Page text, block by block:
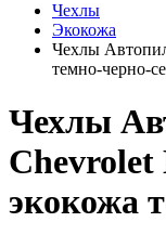
Чехлы
Экокожа
Чехлы
темно-черно-
Чехлы
Chevrolet
экокожа